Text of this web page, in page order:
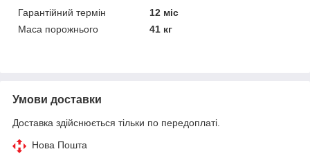
Гарантійний термін
12 міс
Маса порожнього
41 кг
Умови доставки
Доставка здійснюється тільки по передоплаті.
Нова Пошта